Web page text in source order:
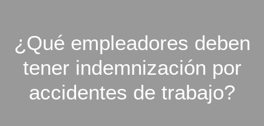
¿Qué empleadores deben
tener indemnización por
accidentes de trabajo?